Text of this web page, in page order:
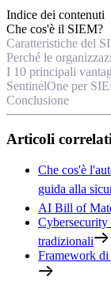
Indice dei contenuti
Che cos'è il SIEM?
Caratteristiche del
Perché le
I 10 principali
SentinelOne per
Conclusione
Articoli correlati
Che cos'è
guida alla
AI Bill of
Cybersecurity
tradizionali
Framework di